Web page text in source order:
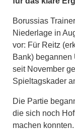
Borussias
Niederlage in
vor: Für Reitz
Bank)
seit November
Spieltagskader
Die Partie
die sich noch
machen